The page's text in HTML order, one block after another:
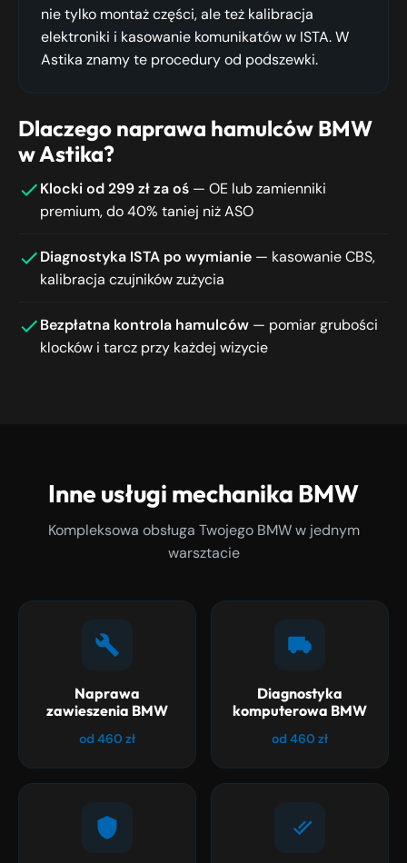
nie tylko montaż części, ale też kalibracja
elektroniki i kasowanie komunikatów w ISTA. W
Astika znamy te procedury od podszewki.
Dlaczego naprawa hamulców BMW
w Astika?
Klocki od 299 zł za oś — OE lub zamienniki
premium, do 40% taniej niż ASO
Diagnostyka ISTA po wymianie — kasowanie CBS,
kalibracja czujników zużycia
Bezpłatna kontrola hamulców — pomiar grubości
klocków i tarcz przy każdej wizycie
Inne usługi mechanika BMW
Kompleksowa obsługa Twojego BMW w jednym
warsztacie
Naprawa
zawieszenia BMW
od 460 zł
Diagnostyka
komputerowa BMW
od 460 zł